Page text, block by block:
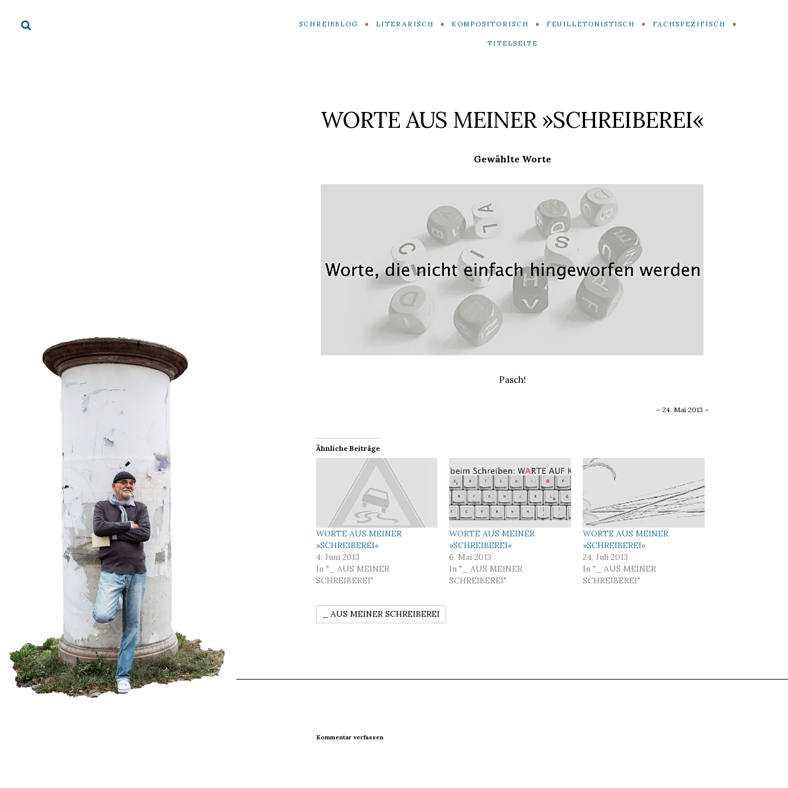
SCHREIBBLOG LITERARISCH KOMPOSITORISCH FEUILLETONISTISCH FACHSPEZIFISCH
TITELSEITE
WORTE AUS MEINER »SCHREIBEREI«
Gewählte Worte
Pasch!
– 24. Mai 2013 –
Ähnliche Beiträge
WORTE AUS MEINER
»SCHREIBEREI«
4. Juni 2013
In "_ AUS MEINER
SCHREIBEREI"
WORTE AUS MEINER
»SCHREIBEREI«
6. Mai 2013
In "_ AUS MEINER
SCHREIBEREI"
WORTE AUS MEINER
»SCHREIBEREI«
24. Juli 2013
In "_ AUS MEINER
SCHREIBEREI"
_ AUS MEINER SCHREIBEREI
Kommentar verfassen